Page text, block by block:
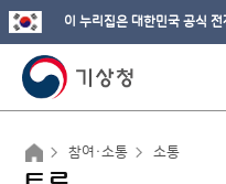
이 누리집은 대한민국 공식
참여·소통 소통